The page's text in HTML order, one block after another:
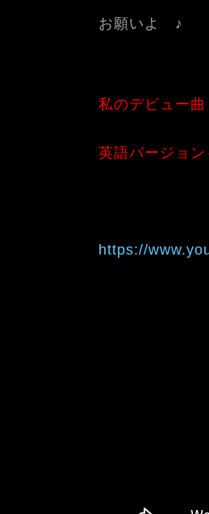
お願いよ ♪
私のデビュー
英語バージョ
https://